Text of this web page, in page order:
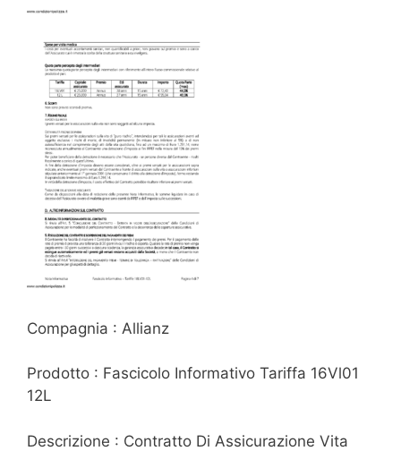
Compagnia : Allianz
Prodotto : Fascicolo Informativo Tariffa 16Vl01
12L
Descrizione : Contratto Di Assicurazione Vita